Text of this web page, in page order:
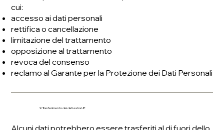
cui:
accesso ai dati personali
rettifica o cancellazione
limitazione del trattamento
opposizione al trattamento
revoca del consenso
reclamo al Garante per la Protezione dei Dati Personali
9. Trasferimento dei dati extra UE